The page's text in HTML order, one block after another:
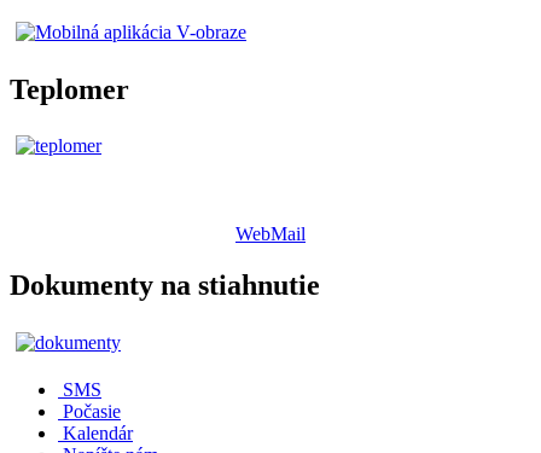
Teplomer
WebMail
Dokumenty na stiahnutie
SMS
Počasie
Kalendár